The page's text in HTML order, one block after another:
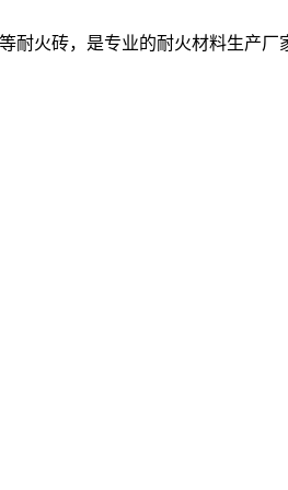
耐火砖，是专业的耐火材料生产厂